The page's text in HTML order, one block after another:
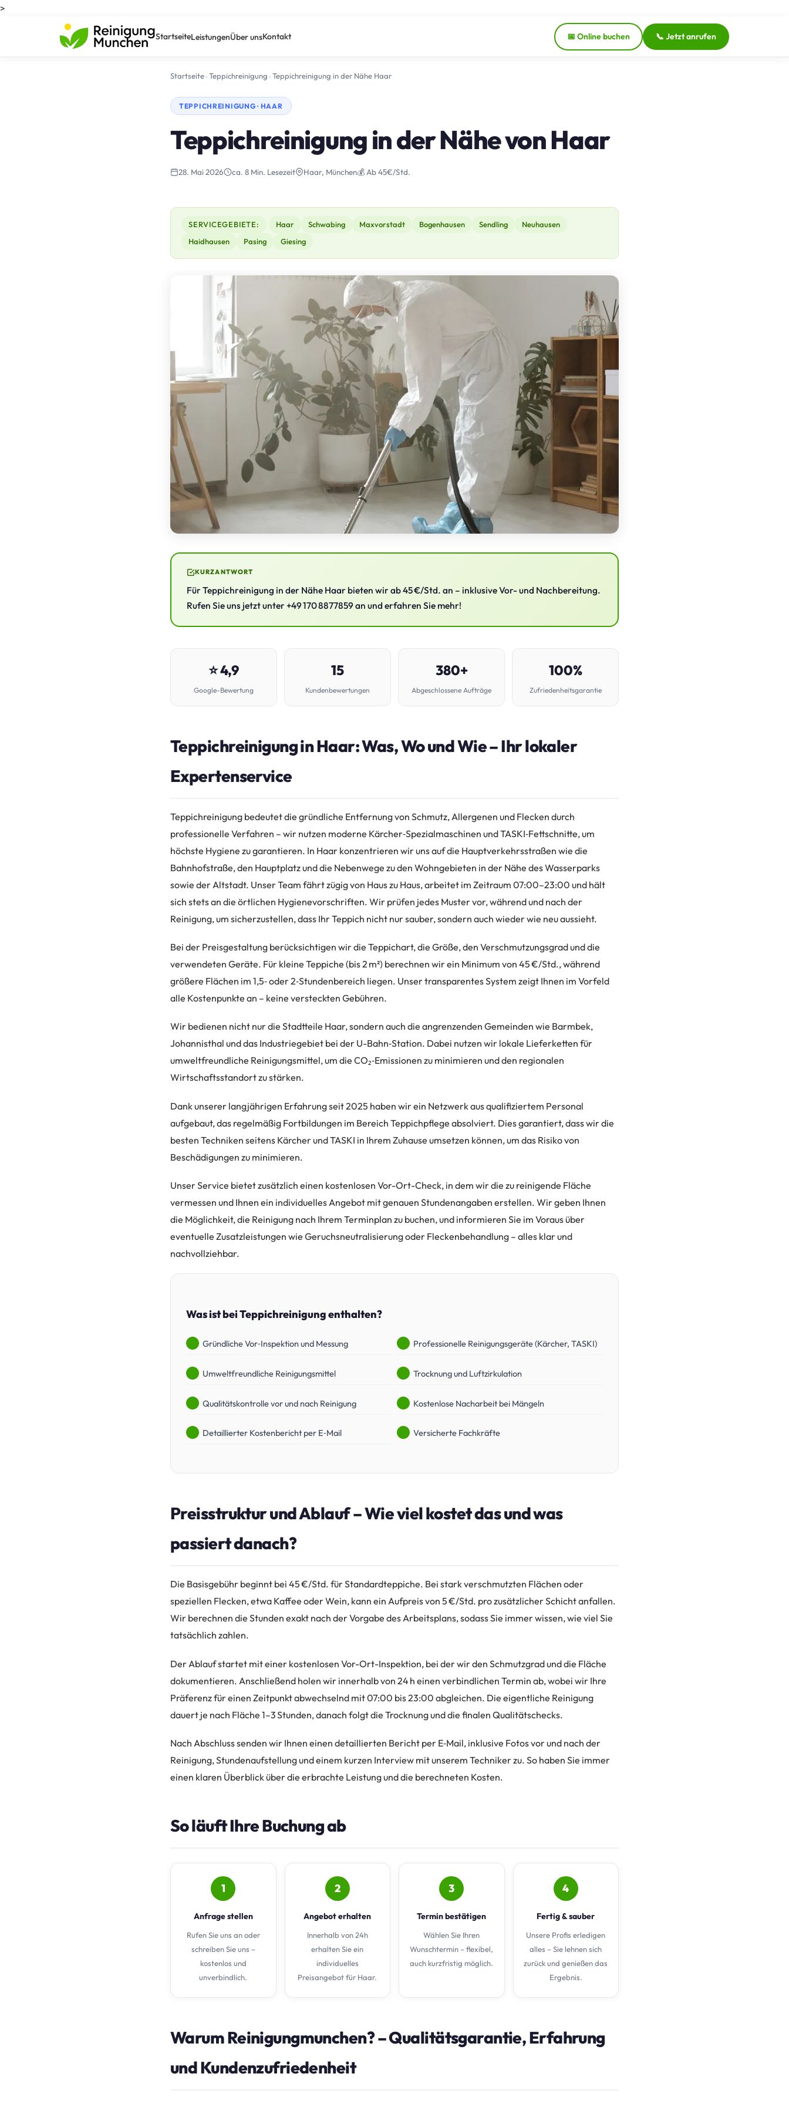
>
StartseiteLeistungenÜber unsKontakt 📅 Online buchen 📞 Jetzt anrufen
Startseite›Teppichreinigung ›Teppichreinigung in der Nähe Haar
TEPPICHREINIGUNG · HAAR
Teppichreinigung in der Nähe von Haar
28. Mai 2026 ca. 8 Min. Lesezeit Haar, München💰 Ab 45€/Std.
SERVICEGEBIETE: Haar Schwabing Maxvorstadt Bogenhausen Sendling
Neuhausen
Haidhausen
Pasing Giesing
KURZANTWORT
Für Teppichreinigung in der Nähe Haar bieten wir ab 45 €/Std. an – inklusive Vor- und Nachbereitung.
Rufen Sie uns jetzt unter +49 170 8877859 an und erfahren Sie mehr!
⭐ 4,9
Google-Bewertung
15
Kundenbewertungen
380+
Abgeschlossene Aufträge
100%
Zufriedenheitsgarantie
Teppichreinigung in Haar: Was, Wo und Wie – Ihr lokaler
Expertenservice
Teppichreinigung bedeutet die gründliche Entfernung von Schmutz, Allergenen und Flecken durch
professionelle Verfahren – wir nutzen moderne Kärcher‑Spezialmaschinen und TASKI‑Fettschnitte, um
höchste Hygiene zu garantieren. In Haar konzentrieren wir uns auf die Hauptverkehrsstraßen wie die
Bahnhofstraße, den Hauptplatz und die Nebenwege zu den Wohngebieten in der Nähe des Wasserparks
sowie der Altstadt. Unser Team fährt zügig von Haus zu Haus, arbeitet im Zeitraum 07:00–23:00 und hält
sich stets an die örtlichen Hygienevorschriften. Wir prüfen jedes Muster vor, während und nach der
Reinigung, um sicherzustellen, dass Ihr Teppich nicht nur sauber, sondern auch wieder wie neu aussieht.
Bei der Preisgestaltung berücksichtigen wir die Teppichart, die Größe, den Verschmutzungsgrad und die
verwendeten Geräte. Für kleine Teppiche (bis 2 m²) berechnen wir ein Minimum von 45 €/Std., während
größere Flächen im 1,5‑ oder 2‑Stundenbereich liegen. Unser transparentes System zeigt Ihnen im Vorfeld
alle Kostenpunkte an – keine versteckten Gebühren.
Wir bedienen nicht nur die Stadtteile Haar, sondern auch die angrenzenden Gemeinden wie Barmbek,
Johannisthal und das Industriegebiet bei der U-Bahn‑Station. Dabei nutzen wir lokale Lieferketten für
umweltfreundliche Reinigungsmittel, um die CO₂‑Emissionen zu minimieren und den regionalen
Wirtschaftsstandort zu stärken.
Dank unserer langjährigen Erfahrung seit 2025 haben wir ein Netzwerk aus qualifiziertem Personal
aufgebaut, das regelmäßig Fortbildungen im Bereich Teppichpflege absolviert. Dies garantiert, dass wir die
besten Techniken seitens Kärcher und TASKI in Ihrem Zuhause umsetzen können, um das Risiko von
Beschädigungen zu minimieren.
Unser Service bietet zusätzlich einen kostenlosen Vor-Ort-Check, in dem wir die zu reinigende Fläche
vermessen und Ihnen ein individuelles Angebot mit genauen Stundenangaben erstellen. Wir geben Ihnen
die Möglichkeit, die Reinigung nach Ihrem Terminplan zu buchen, und informieren Sie im Voraus über
eventuelle Zusatzleistungen wie Geruchsneutralisierung oder Fleckenbehandlung – alles klar und
nachvollziehbar.
Was ist bei Teppichreinigung enthalten?
Gründliche Vor‑Inspektion und Messung Professionelle Reinigungsgeräte (Kärcher, TASKI)
Umweltfreundliche Reinigungsmittel Trocknung und Luftzirkulation
Qualitätskontrolle vor und nach Reinigung Kostenlose Nacharbeit bei Mängeln
Detaillierter Kostenbericht per E‑Mail Versicherte Fachkräfte
Preisstruktur und Ablauf – Wie viel kostet das und was
passiert danach?
Die Basisgebühr beginnt bei 45 €/Std. für Standardteppiche. Bei stark verschmutzten Flächen oder
speziellen Flecken, etwa Kaffee oder Wein, kann ein Aufpreis von 5 €/Std. pro zusätzlicher Schicht anfallen.
Wir berechnen die Stunden exakt nach der Vorgabe des Arbeitsplans, sodass Sie immer wissen, wie viel Sie
tatsächlich zahlen.
Der Ablauf startet mit einer kostenlosen Vor-Ort-Inspektion, bei der wir den Schmutzgrad und die Fläche
dokumentieren. Anschließend holen wir innerhalb von 24 h einen verbindlichen Termin ab, wobei wir Ihre
Präferenz für einen Zeitpunkt abwechselnd mit 07:00 bis 23:00 abgleichen. Die eigentliche Reinigung
dauert je nach Fläche 1–3 Stunden, danach folgt die Trocknung und die finalen Qualitätschecks.
Nach Abschluss senden wir Ihnen einen detaillierten Bericht per E‑Mail, inklusive Fotos vor und nach der
Reinigung, Stundenaufstellung und einem kurzen Interview mit unserem Techniker zu. So haben Sie immer
einen klaren Überblick über die erbrachte Leistung und die berechneten Kosten.
So läuft Ihre Buchung ab
1
Anfrage stellen
Rufen Sie uns an oder
schreiben Sie uns –
kostenlos und
unverbindlich.
2
Angebot erhalten
Innerhalb von 24h
erhalten Sie ein
individuelles
Preisangebot für Haar.
3
Termin bestätigen
Wählen Sie Ihren
Wunschtermin – flexibel,
auch kurzfristig möglich.
4
Fertig & sauber
Unsere Profis erledigen
alles – Sie lehnen sich
zurück und genießen das
Ergebnis.
Warum Reinigungmunchen? – Qualitätsgarantie, Erfahrung
und Kundenzufriedenheit